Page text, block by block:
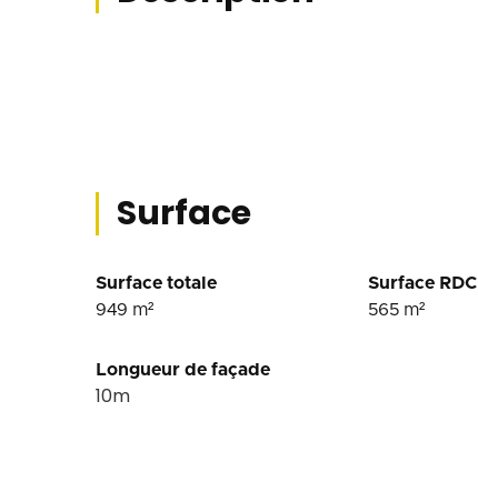
Surface
Surface totale
949 m²
Surface RDC
565 m²
Longueur de façade
10m